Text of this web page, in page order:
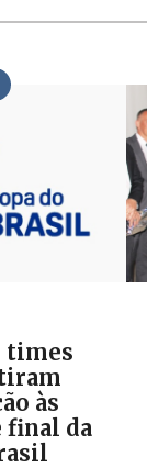
times
às
final da